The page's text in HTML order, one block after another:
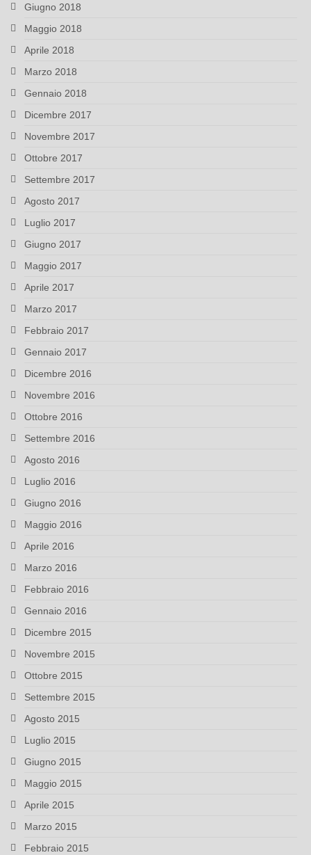
Giugno 2018
Maggio 2018
Aprile 2018
Marzo 2018
Gennaio 2018
Dicembre 2017
Novembre 2017
Ottobre 2017
Settembre 2017
Agosto 2017
Luglio 2017
Giugno 2017
Maggio 2017
Aprile 2017
Marzo 2017
Febbraio 2017
Gennaio 2017
Dicembre 2016
Novembre 2016
Ottobre 2016
Settembre 2016
Agosto 2016
Luglio 2016
Giugno 2016
Maggio 2016
Aprile 2016
Marzo 2016
Febbraio 2016
Gennaio 2016
Dicembre 2015
Novembre 2015
Ottobre 2015
Settembre 2015
Agosto 2015
Luglio 2015
Giugno 2015
Maggio 2015
Aprile 2015
Marzo 2015
Febbraio 2015